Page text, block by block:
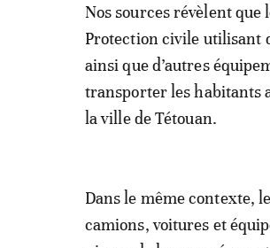
Nos sources révèlent que
Protection civile utilisant
ainsi que d’autres
transporter les habitants
la ville de Tétouan.
Dans le même contexte,
camions, voitures et